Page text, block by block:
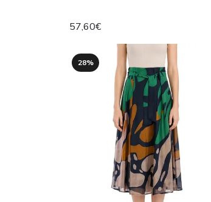
57,60€
28%